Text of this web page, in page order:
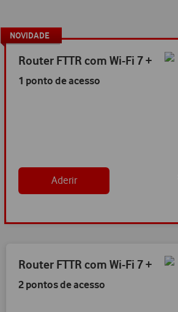
Novidade
NOVIDADE
Router FTTR com Wi-Fi 7 +
1 ponto de acesso
Aderir
Router FTTR com Wi-Fi 7 +
2 pontos de acesso